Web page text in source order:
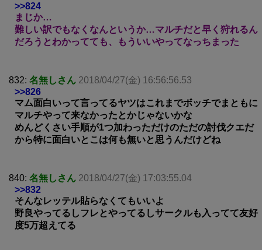
>>824
まじか…
難しい訳でもなくなんというか…マルチだと早く狩れるん
だろうとわかってても、もういいやってなっちまった
832: 名無しさん 2018/04/27(金) 16:56:56.53
>>826
マム面白いって言ってるヤツはこれまでボッチでまともに
マルチやって来なかったとかじゃないかな
めんどくさい手順が1つ加わっただけのただの討伐クエだ
から特に面白いとこは何も無いと思うんだけどね
840: 名無しさん 2018/04/27(金) 17:03:55.04
>>832
そんなレッテル貼らなくてもいいよ
野良やってるしフレとやってるしサークルも入ってて友好
度5万超えてる